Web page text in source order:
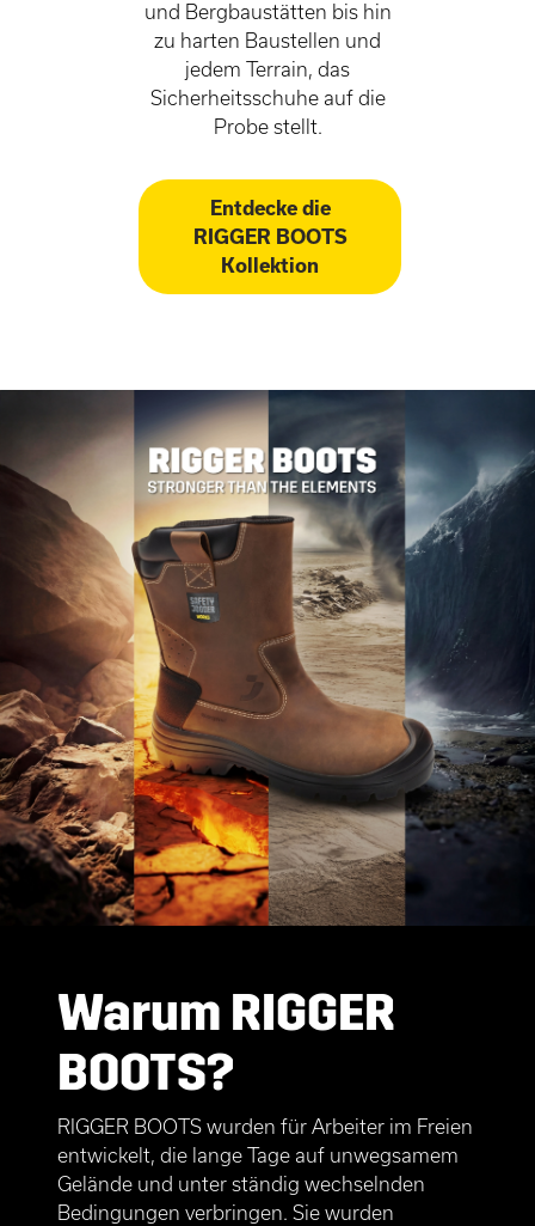
und Bergbaustätten bis hin
zu harten Baustellen und
jedem Terrain, das
Sicherheitsschuhe auf die
Probe stellt.
Entdecke die
RIGGER BOOTS
Kollektion
Warum RIGGER
BOOTS?
RIGGER BOOTS wurden für Arbeiter im Freien
entwickelt, die lange Tage auf unwegsamem
Gelände und unter ständig wechselnden
Bedingungen verbringen. Sie wurden